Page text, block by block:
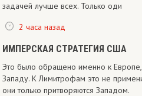
лучше всех. Только оди
2 часа назад
СТРАТЕГИЯ США
было обращено именно к Европе, в
К Лимитрофам это не применимо,
только притворяются Западом.